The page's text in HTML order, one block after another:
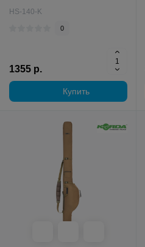
HS-140-K
0
1355 р.
Купить